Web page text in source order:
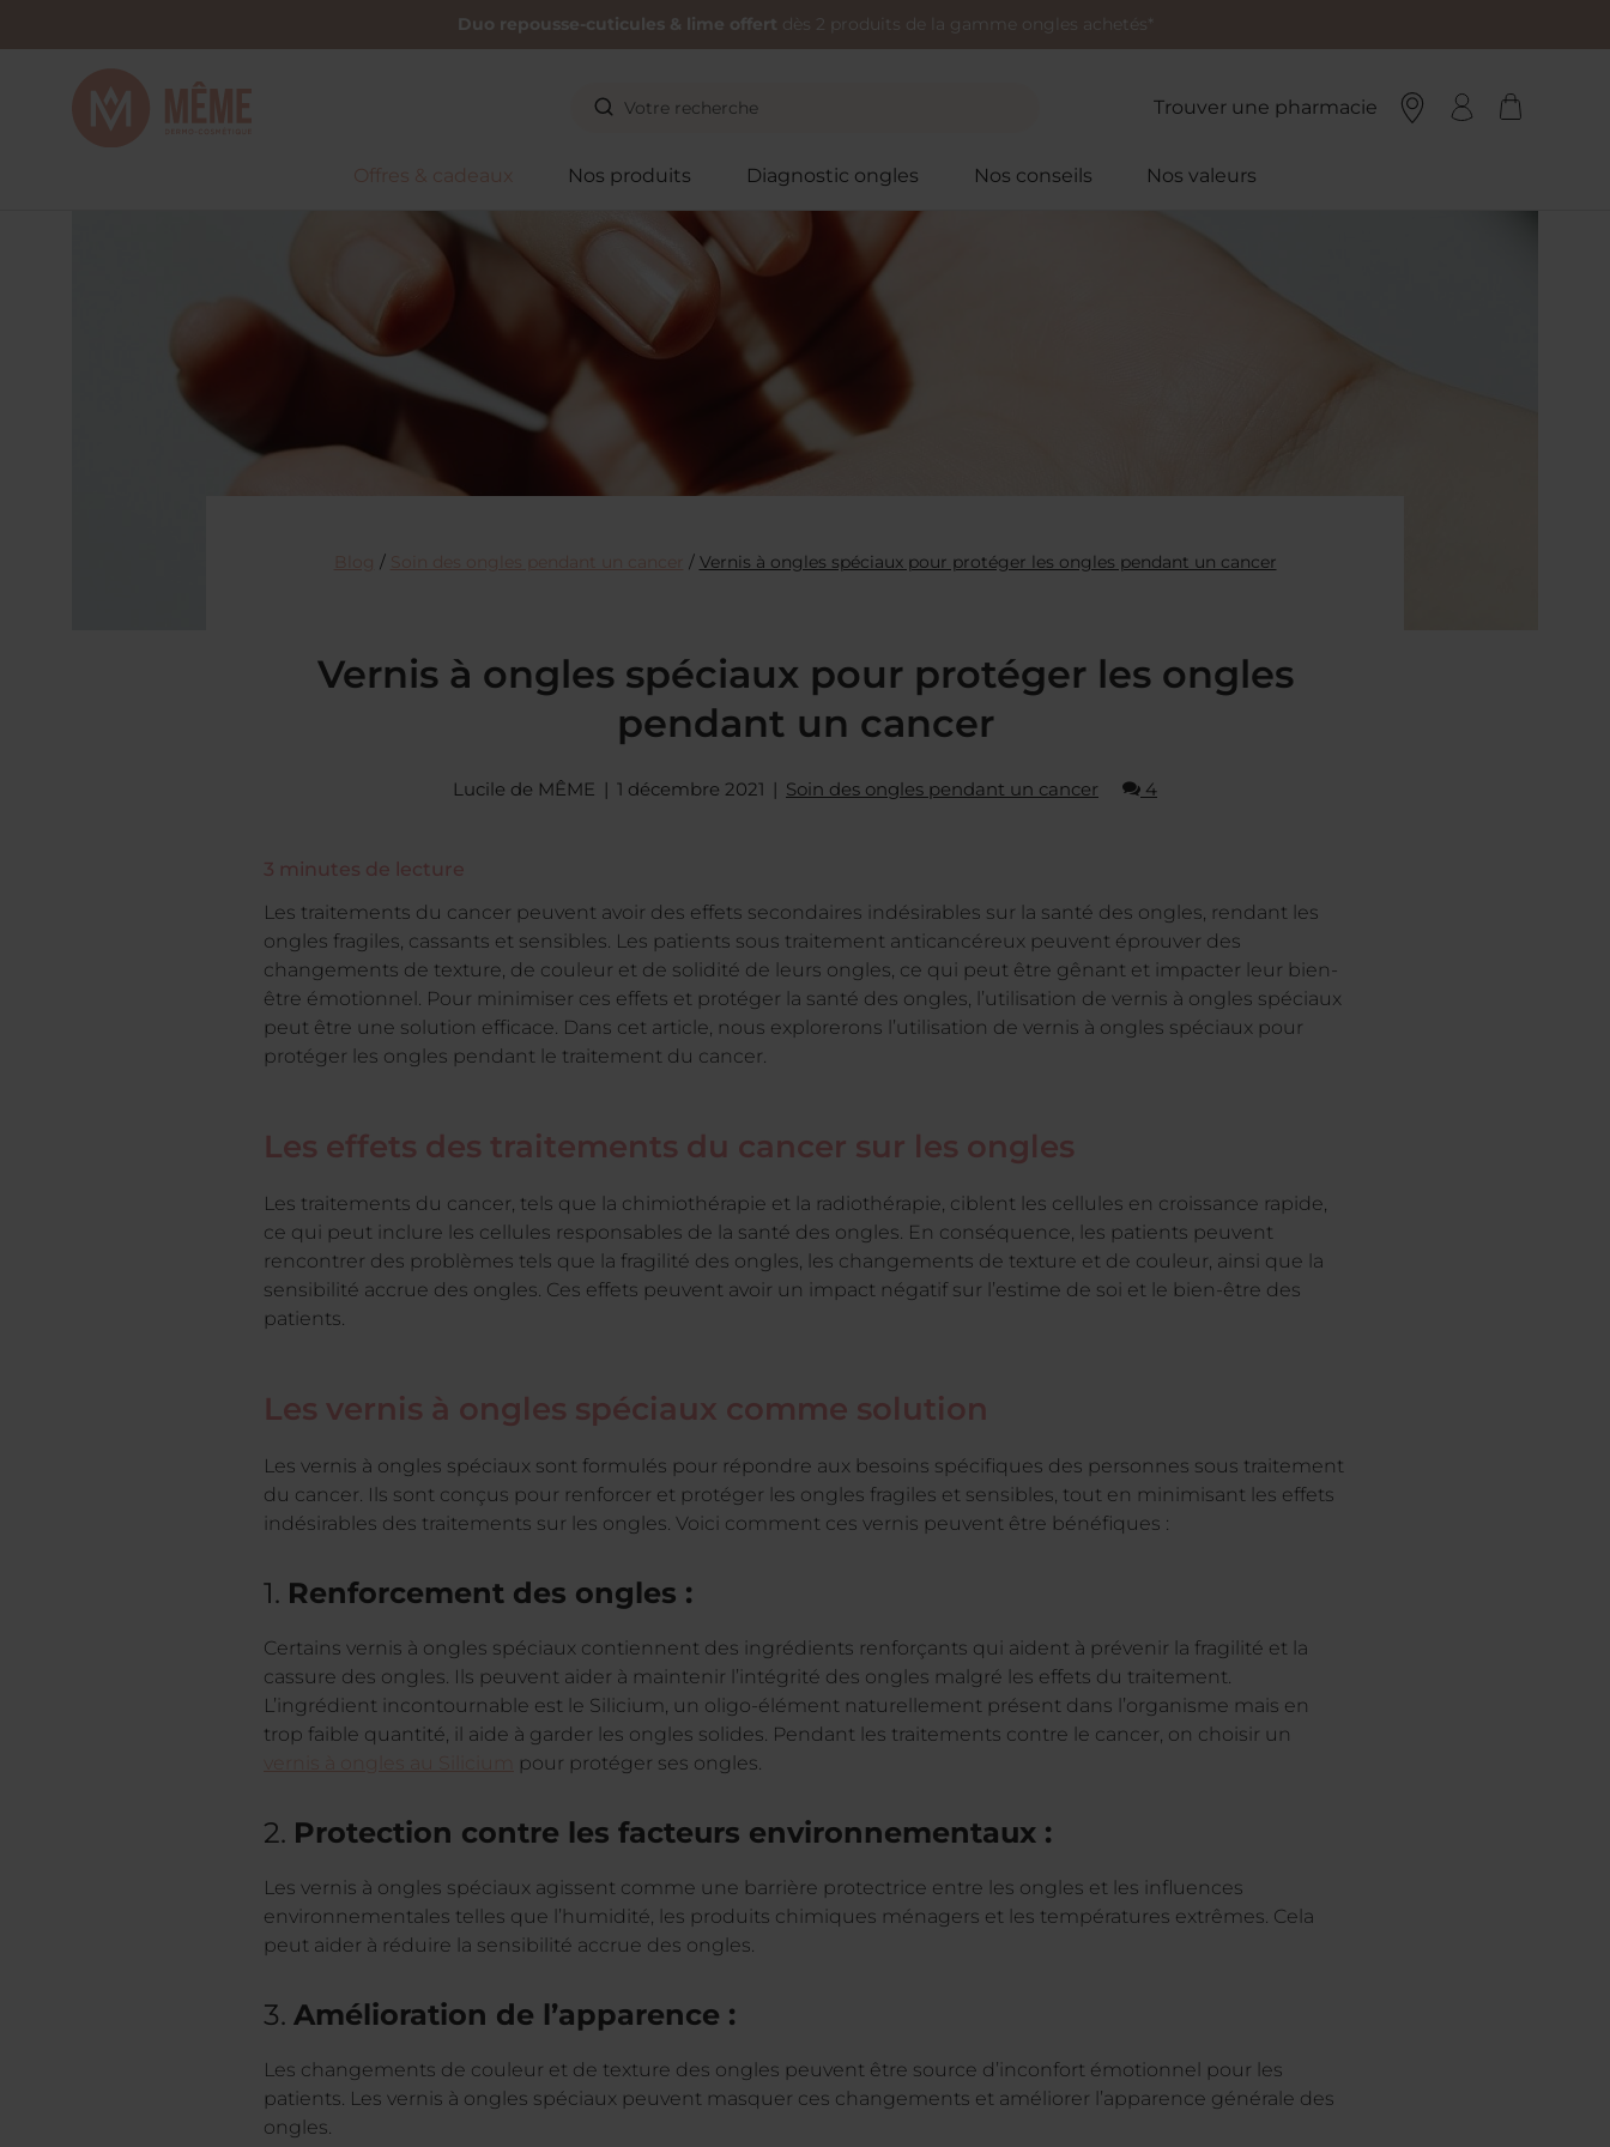
Duo repousse-cuticules & lime offert dès 2 produits de la gamme ongles achetés*
Trouver une pharmacie
Offres & cadeaux Nos produits Diagnostic ongles Nos conseils Nos valeurs
Blog / Soin des ongles pendant un cancer / Vernis à ongles spéciaux pour protéger les ongles pendant un cancer
Vernis à ongles spéciaux pour protéger les ongles
pendant un cancer
Lucile de MÊME 1 décembre 2021 Soin des ongles pendant un cancer 4
3 minutes de lecture
Les traitements du cancer peuvent avoir des effets secondaires indésirables sur la santé des ongles, rendant les
ongles fragiles, cassants et sensibles. Les patients sous traitement anticancéreux peuvent éprouver des
changements de texture, de couleur et de solidité de leurs ongles, ce qui peut être gênant et impacter leur bien-
être émotionnel. Pour minimiser ces effets et protéger la santé des ongles, l’utilisation de vernis à ongles spéciaux
peut être une solution efficace. Dans cet article, nous explorerons l’utilisation de vernis à ongles spéciaux pour
protéger les ongles pendant le traitement du cancer.
Les effets des traitements du cancer sur les ongles
Les traitements du cancer, tels que la chimiothérapie et la radiothérapie, ciblent les cellules en croissance rapide,
ce qui peut inclure les cellules responsables de la santé des ongles. En conséquence, les patients peuvent
rencontrer des problèmes tels que la fragilité des ongles, les changements de texture et de couleur, ainsi que la
sensibilité accrue des ongles. Ces effets peuvent avoir un impact négatif sur l’estime de soi et le bien-être des
patients.
Les vernis à ongles spéciaux comme solution
Les vernis à ongles spéciaux sont formulés pour répondre aux besoins spécifiques des personnes sous traitement
du cancer. Ils sont conçus pour renforcer et protéger les ongles fragiles et sensibles, tout en minimisant les effets
indésirables des traitements sur les ongles. Voici comment ces vernis peuvent être bénéfiques :
1. Renforcement des ongles :
Certains vernis à ongles spéciaux contiennent des ingrédients renforçants qui aident à prévenir la fragilité et la
cassure des ongles. Ils peuvent aider à maintenir l’intégrité des ongles malgré les effets du traitement.
L’ingrédient incontournable est le Silicium, un oligo-élément naturellement présent dans l’organisme mais en
trop faible quantité, il aide à garder les ongles solides. Pendant les traitements contre le cancer, on choisir un
vernis à ongles au Silicium
pour protéger ses ongles.
2. Protection contre les facteurs environnementaux :
Les vernis à ongles spéciaux agissent comme une barrière protectrice entre les ongles et les influences
environnementales telles que l’humidité, les produits chimiques ménagers et les températures extrêmes. Cela
peut aider à réduire la sensibilité accrue des ongles.
3. Amélioration de l’apparence :
Les changements de couleur et de texture des ongles peuvent être source d’inconfort émotionnel pour les
patients. Les vernis à ongles spéciaux peuvent masquer ces changements et améliorer l’apparence générale des
ongles.